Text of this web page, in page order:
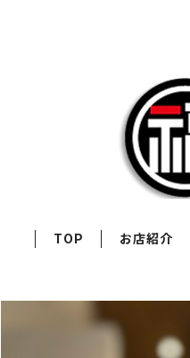
TOP お店紹介